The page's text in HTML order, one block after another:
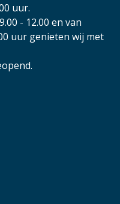
uur.
- 12.00 en van
uur genieten wij met